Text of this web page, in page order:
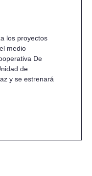
los proyectos
medio
De
de
y se estrenará